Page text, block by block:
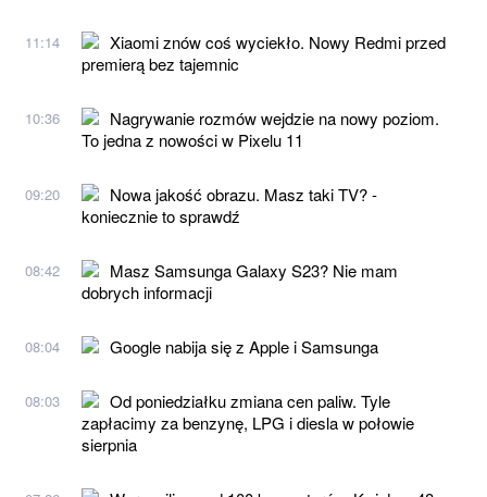
11:14
Xiaomi znów coś wyciekło. Nowy Redmi przed
premierą bez tajemnic
10:36
Nagrywanie rozmów wejdzie na nowy poziom.
To jedna z nowości w Pixelu 11
09:20
Nowa jakość obrazu. Masz taki TV? -
koniecznie to sprawdź
08:42
Masz Samsunga Galaxy S23? Nie mam
dobrych informacji
08:04 Google nabija się z Apple i Samsunga
08:03
Od poniedziałku zmiana cen paliw. Tyle
zapłacimy za benzynę, LPG i diesla w połowie
sierpnia